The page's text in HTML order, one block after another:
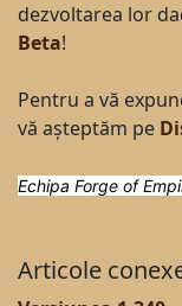
dezvoltarea lor
Beta!
Pentru a vă
vă așteptăm pe
Echipa Forge of
Articole